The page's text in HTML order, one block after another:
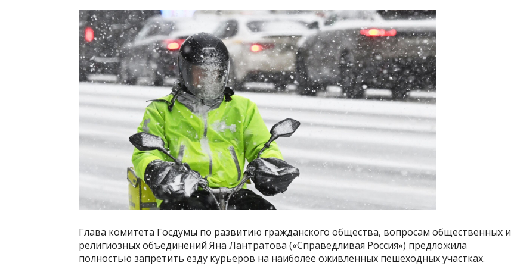
Глава комитета Госдумы по развитию гражданского общества, вопросам общественных и
религиозных объединений Яна Лантратова («Справедливая Россия») предложила
полностью запретить езду курьеров на наиболее оживленных пешеходных участках.